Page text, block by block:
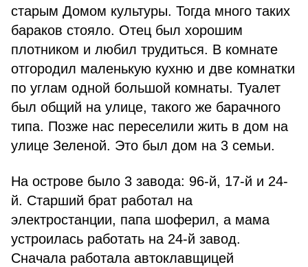
старым Домом культуры. Тогда много таких
бараков стояло. Отец был хорошим
плотником и любил трудиться. В комнате
отгородил маленькую кухню и две комнатки
по углам одной большой комнаты. Туалет
был общий на улице, такого же барачного
типа. Позже нас переселили жить в дом на
улице Зеленой. Это был дом на 3 семьи.
На острове было 3 завода: 96-й, 17-й и 24-
й. Старший брат работал на
электростанции, папа шоферил, а мама
устроилась работать на 24-й завод.
Сначала работала автоклавщицей